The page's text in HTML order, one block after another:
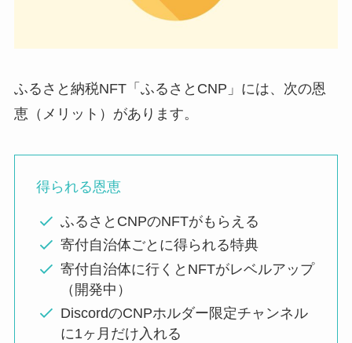
ふるさと納税NFT「ふるさとCNP」には、次の恩
恵（メリット）があります。
得られる恩恵
ふるさとCNPのNFTがもらえる
寄付自治体ごとに得られる特典
寄付自治体に行くとNFTがレベルアップ
（開発中）
DiscordのCNPホルダー限定チャンネル
に1ヶ月だけ入れる